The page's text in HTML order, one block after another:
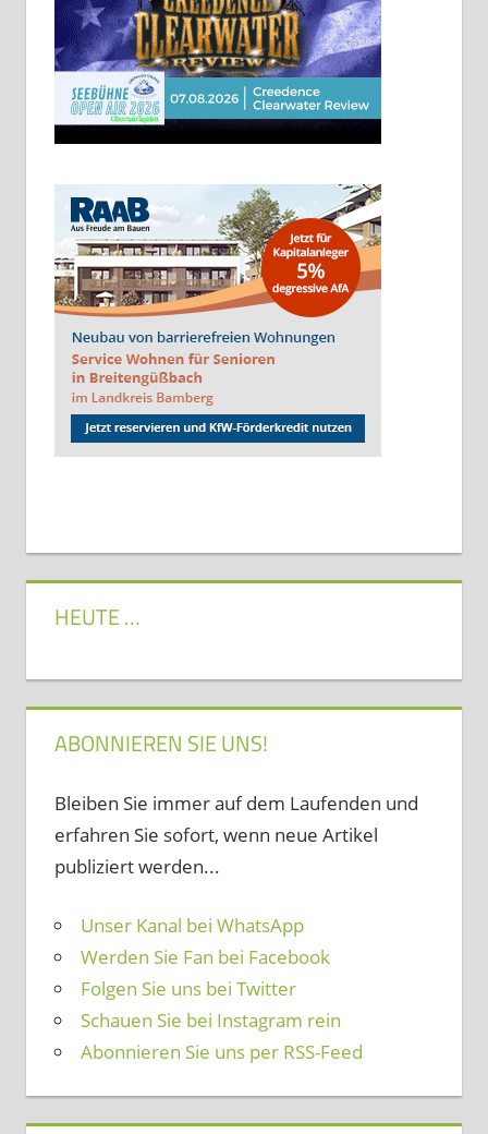
HEUTE …
ABONNIEREN SIE UNS!
Bleiben Sie immer auf dem Laufenden und
erfahren Sie sofort, wenn neue Artikel
publiziert werden...
Unser Kanal bei WhatsApp
Werden Sie Fan bei Facebook
Folgen Sie uns bei Twitter
Schauen Sie bei Instagram rein
Abonnieren Sie uns per RSS-Feed